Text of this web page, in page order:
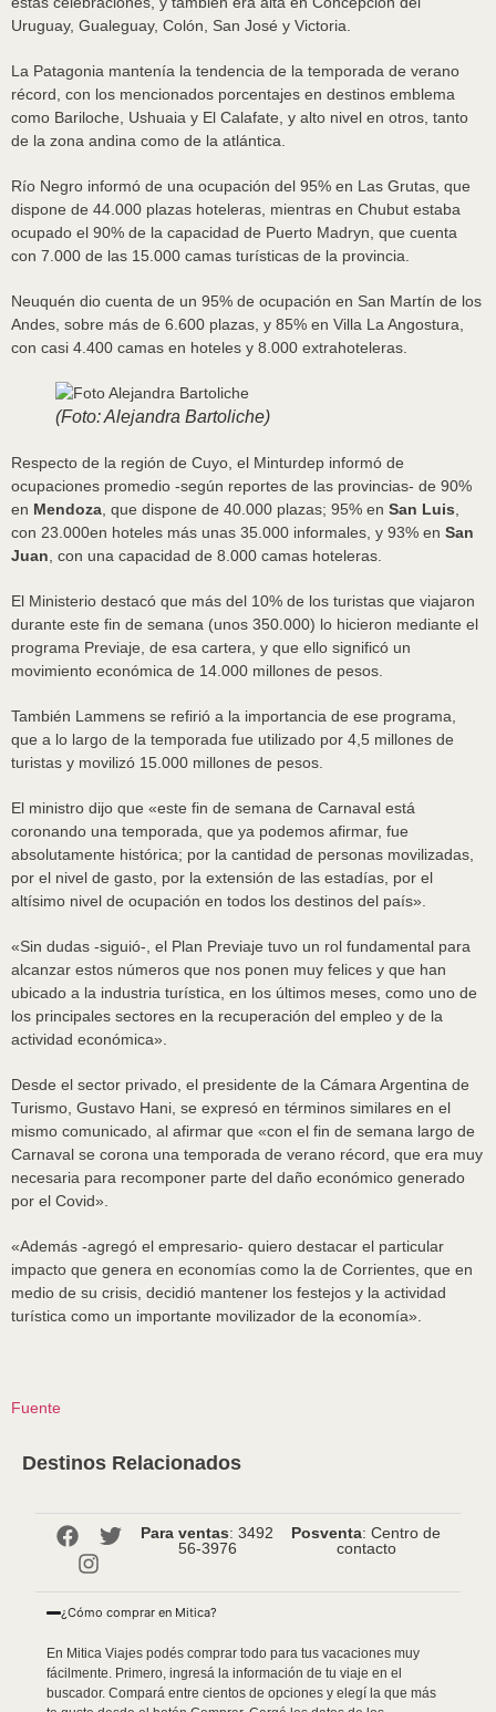
Uruguay, Gualeguay, Colón, San José y Victoria.
La Patagonia mantenía la tendencia de la temporada de verano
récord, con los mencionados porcentajes en destinos emblema
como Bariloche, Ushuaia y El Calafate, y alto nivel en otros, tanto
de la zona andina como de la atlántica.
Río Negro informó de una ocupación del 95% en Las Grutas, que
dispone de 44.000 plazas hoteleras, mientras en Chubut estaba
ocupado el 90% de la capacidad de Puerto Madryn, que cuenta
con 7.000 de las 15.000 camas turísticas de la provincia.
Neuquén dio cuenta de un 95% de ocupación en San Martín de los
Andes, sobre más de 6.600 plazas, y 85% en Villa La Angostura,
con casi 4.400 camas en hoteles y 8.000 extrahoteleras.
(Foto: Alejandra Bartoliche)
Respecto de la región de Cuyo, el Minturdep informó de
ocupaciones promedio -según reportes de las provincias- de 90%
en Mendoza , que dispone de 40.000 plazas; 95% en San Luis
con 23.000en hoteles más unas 35.000 informales, y 93% en San
Juan , con una capacidad de 8.000 camas hoteleras.
El Ministerio destacó que más del 10% de los turistas que viajaron
durante este fin de semana (unos 350.000) lo hicieron mediante el
programa Previaje, de esa cartera, y que ello significó un
movimiento económica de 14.000 millones de pesos.
También Lammens se refirió a la importancia de ese programa,
que a lo largo de la temporada fue utilizado por 4,5 millones de
turistas y movilizó 15.000 millones de pesos.
El ministro dijo que «este fin de semana de Carnaval está
coronando una temporada, que ya podemos afirmar, fue
absolutamente histórica; por la cantidad de personas movilizadas,
por el nivel de gasto, por la extensión de las estadías, por el
altísimo nivel de ocupación en todos los destinos del país».
«Sin dudas -siguió-, el Plan Previaje tuvo un rol fundamental para
alcanzar estos números que nos ponen muy felices y que han
ubicado a la industria turística, en los últimos meses, como uno de
los principales sectores en la recuperación del empleo y de la
actividad económica».
Desde el sector privado, el presidente de la Cámara Argentina de
Turismo, Gustavo Hani, se expresó en términos similares en el
mismo comunicado, al afirmar que «con el fin de semana largo de
Carnaval se corona una temporada de verano récord, que era muy
necesaria para recomponer parte del daño económico generado
por el Covid».
«Además -agregó el empresario- quiero destacar el particular
impacto que genera en economías como la de Corrientes, que en
medio de su crisis, decidió mantener los festejos y la actividad
turística como un importante movilizador de la economía».
Fuente
Destinos Relacionados
Para ventas: 3492
56-3976
Posventa: Centro de
contacto
¿Cómo comprar en Mitica?
En Mitica Viajes podés comprar todo para tus vacaciones muy
fácilmente. Primero, ingresá la información de tu viaje en el
buscador. Compará entre cientos de opciones y elegí la que más